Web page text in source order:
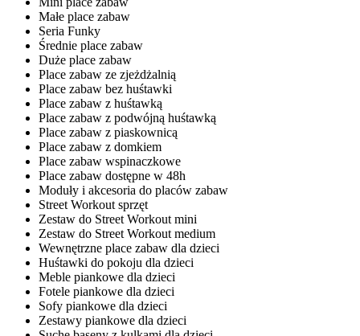
Małe place zabaw
Seria Funky
Średnie place zabaw
Duże place zabaw
Place zabaw ze zjeżdżalnią
Place zabaw bez huśtawki
Place zabaw z huśtawką
Place zabaw z podwójną huśtawką
Place zabaw z piaskownicą
Place zabaw z domkiem
Place zabaw wspinaczkowe
Place zabaw dostępne w 48h
Moduły i akcesoria do placów zabaw
Street Workout sprzęt
Zestaw do Street Workout mini
Zestaw do Street Workout medium
Wewnętrzne place zabaw dla dzieci
Huśtawki do pokoju dla dzieci
Meble piankowe dla dzieci
Fotele piankowe dla dzieci
Sofy piankowe dla dzieci
Zestawy piankowe dla dzieci